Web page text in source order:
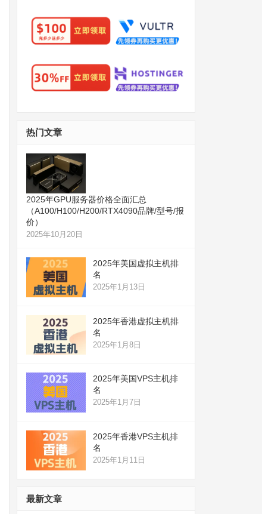
热门文章
2025年GPU服务器价格全面汇总
（A100/H100/H200/RTX4090品牌/型号/报
价）
2025年10月20日
2025年美国虚拟主机排
名
2025年1月13日
2025年香港虚拟主机排
名
2025年1月8日
2025年美国VPS主机排
名
2025年1月7日
2025年香港VPS主机排
名
2025年1月11日
最新文章